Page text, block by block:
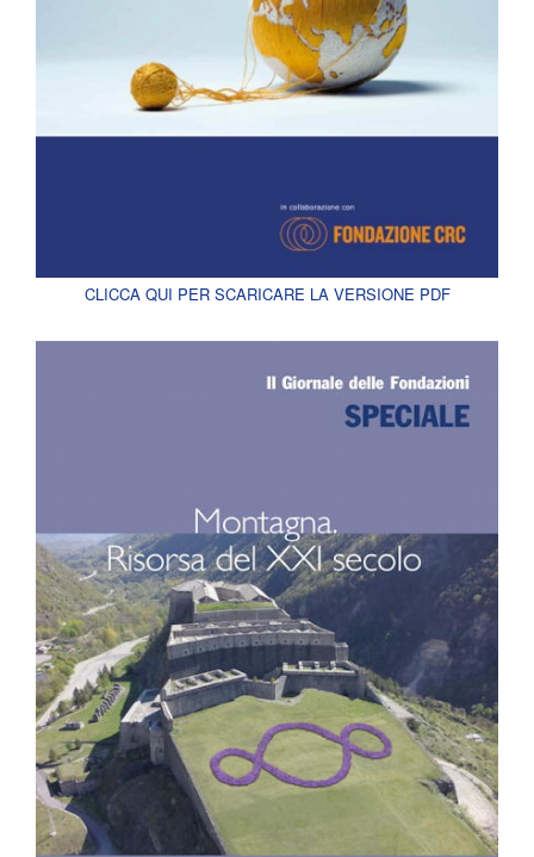
CLICCA QUI PER SCARICARE LA VERSIONE PDF